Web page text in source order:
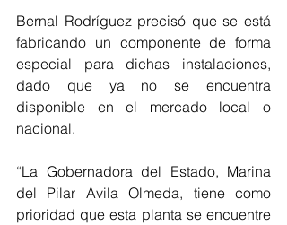
Bernal Rodríguez precisó que se está
fabricando un componente de forma
especial para dichas instalaciones,
dado que ya no se encuentra
disponible en el mercado local o
nacional.
“La Gobernadora del Estado, Marina
del Pilar Avila Olmeda, tiene como
prioridad que esta planta se encuentre